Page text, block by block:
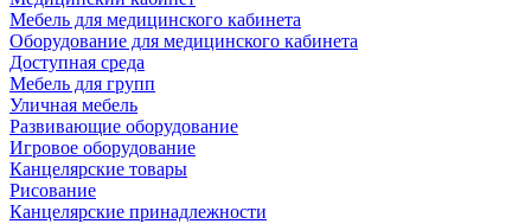
Мебель для медицинского кабинета
Оборудование для медицинского кабинета
Доступная среда
Мебель для групп
Уличная мебель
Развивающие оборудование
Игровое оборудование
Канцелярские товары
Рисование
Канцелярские принадлежности